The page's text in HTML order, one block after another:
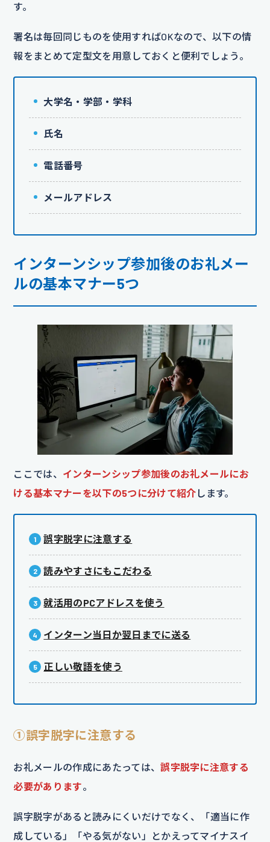
す。
署名は毎回同じものを使用すればOKなので、以下の情
報をまとめて定型文を用意しておくと便利でしょう。
大学名・学部・学科
氏名
電話番号
メールアドレス
インターンシップ参加後のお礼メー
ルの基本マナー5つ
ここでは、 インターンシップ参加後のお礼メールにお
ける基本マナーを以下の5つに分けて紹介 します。
誤字脱字に注意する
読みやすさにもこだわる
就活用のPCアドレスを使う
インターン当日か翌日までに送る
正しい敬語を使う
①誤字脱字に注意する
お礼メールの作成にあたっては、誤字脱字に注意する
必要があります。
誤字脱字があると読みにくいだけでなく、「適当に作
成している」「やる気がない」とかえってマイナスイ